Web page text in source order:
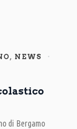
, NEWS
di Bergamo